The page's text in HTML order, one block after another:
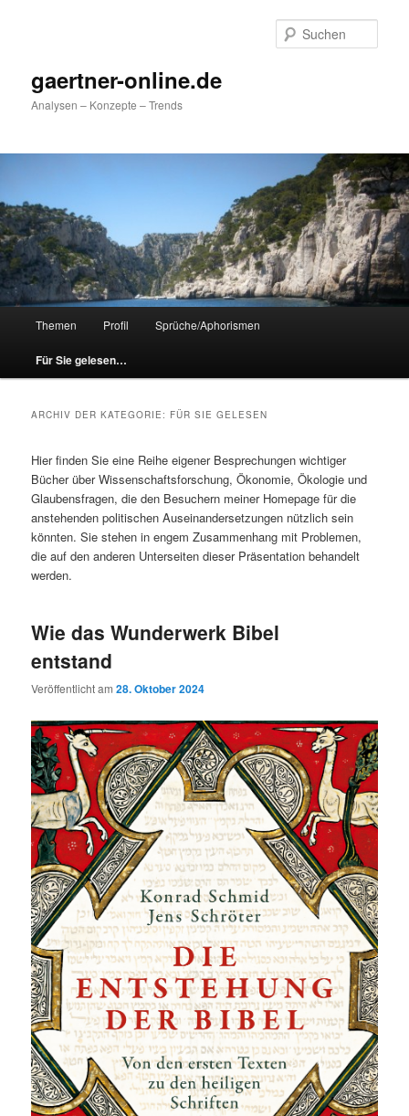
gaertner-online.de
Analysen – Konzepte – Trends
Themen Profil Sprüche/Aphorismen
Für Sie gelesen…
ARCHIV DER KATEGORIE: FÜR SIE GELESEN
Hier finden Sie eine Reihe eigener Besprechungen wichtiger
Bücher über Wissenschaftsforschung, Ökonomie, Ökologie und
Glaubensfragen, die den Besuchern meiner Homepage für die
anstehenden politischen Auseinandersetzungen nützlich sein
könnten. Sie stehen in engem Zusammenhang mit Problemen,
die auf den anderen Unterseiten dieser Präsentation behandelt
werden.
Wie das Wunderwerk Bibel
entstand
Veröffentlicht am28. Oktober 2024